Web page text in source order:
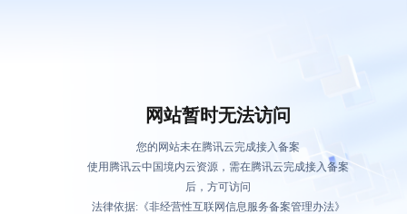
网站暂时无法访问
您的网站未在腾讯云完成接入备案
使用腾讯云中国境内云资源，需在腾讯云完成接入备案
后，方可访问
法律依据:《非经营性互联网信息服务备案管理办法》